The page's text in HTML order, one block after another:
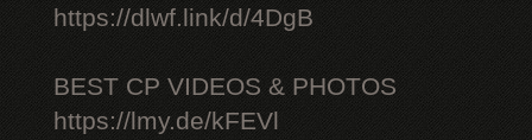
https://dlwf.link/d/4DgB
BEST CP VIDEOS & PHOTOS
https://lmy.de/kFEVl